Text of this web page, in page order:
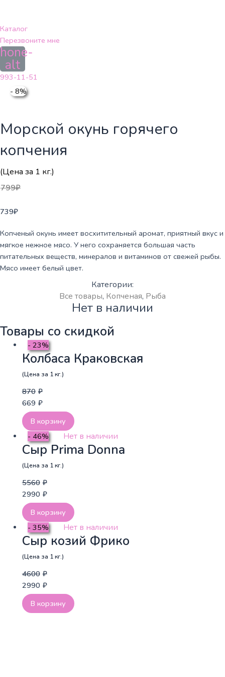
содержимому
Каталог
Перезвоните мне
alt
993-11-51
- 8%
Морской окунь горячего
копчения
(Цена за 1 кг.)
799₽
739₽
Копченый окунь имеет восхитительный аромат, приятный вкус и
мягкое нежное мясо. У него сохраняется большая часть
питательных веществ, минералов и витаминов от свежей рыбы.
Мясо имеет белый цвет.
Категории:
Все товары, Копченая, Рыба
Нет в наличии
Товары со скидкой
- 23%
Колбаса Краковская
(Цена за 1 кг.)
870 ₽
669 ₽
В корзину
- 46%
Нет в наличии
Сыр Prima Donna
(Цена за 1 кг.)
5560 ₽
2990 ₽
В корзину
- 35%
Нет в наличии
Сыр козий Фрико
(Цена за 1 кг.)
4600 ₽
2990 ₽
В корзину